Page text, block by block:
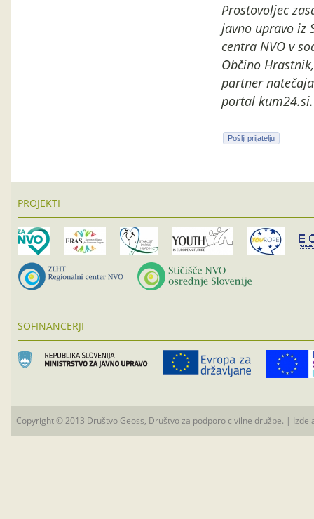
Prostovoljec
javno upravo iz
centra NVO v
Občino
partner
portal kum24.si.
Pošlji prijatelju
PROJEKTI
SOFINANCERJI
Copyright © 2013 Društvo Geoss, Društvo za podporo civilne družbe. |